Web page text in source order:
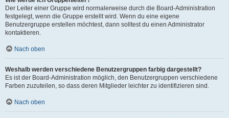
Der Leiter einer Gruppe wird normalerweise durch die Board-Administration
festgelegt, wenn die Gruppe erstellt wird. Wenn du eine eigene
Benutzergruppe erstellen möchtest, dann solltest du einen Administrator
kontaktieren.
Nach oben
Weshalb werden verschiedene Benutzergruppen farbig dargestellt?
Es ist der Board-Administration möglich, den Benutzergruppen verschiedene
Farben zuzuteilen, so dass deren Mitglieder leichter zu identifizieren sind.
Nach oben